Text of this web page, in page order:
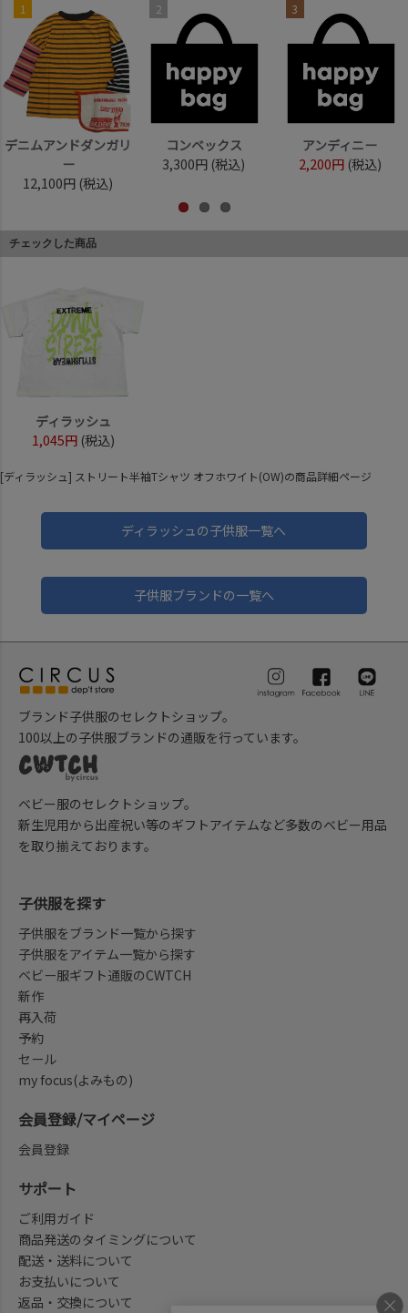
1
デニムアンドダンガリ
ー
12,100円 (税込)
2
コンベックス
3,300円 (税込)
3
アンディニー
2,200円 (税込)
チェックした商品
ディラッシュ
1,045円 (税込)
[ディラッシュ] ストリート半袖Tシャツ オフホワイト(OW)の商品詳細ページ
ディラッシュの子供服一覧へ
子供服ブランドの一覧へ
ブランド子供服のセレクトショップ。
100以上の子供服ブランドの通販を行っています。
ベビー服のセレクトショップ。
新生児用から出産祝い等のギフトアイテムなど多数のベビー用品
を取り揃えております。
子供服を探す
子供服をブランド一覧から探す
子供服をアイテム一覧から探す
ベビー服ギフト通販のCWTCH
新作
再入荷
予約
セール
my focus(よみもの)
会員登録/マイページ
会員登録
サポート
ご利用ガイド
商品発送のタイミングについて
配送・送料について
お支払いについて
返品・交換について